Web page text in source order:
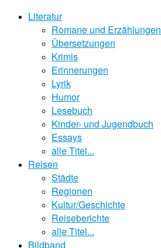
Literatur
Romane und Erzählungen
Übersetzungen
Krimis
Erinnerungen
Lyrik
Humor
Lesebuch
Kinder- und Jugendbuch
Essays
alle Titel...
Reisen
Städte
Regionen
Kultur/Geschichte
Reiseberichte
alle Titel...
Bildband